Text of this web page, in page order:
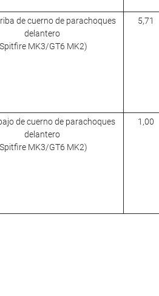
de cuerno de parachoques
delantero
MK3/GT6 MK2)
5,71
de cuerno de parachoques
delantero
MK3/GT6 MK2)
1,00